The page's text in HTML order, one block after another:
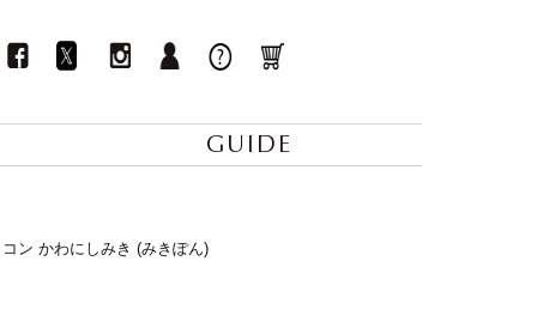
GUIDE
ン かわにしみき (みきぽん)